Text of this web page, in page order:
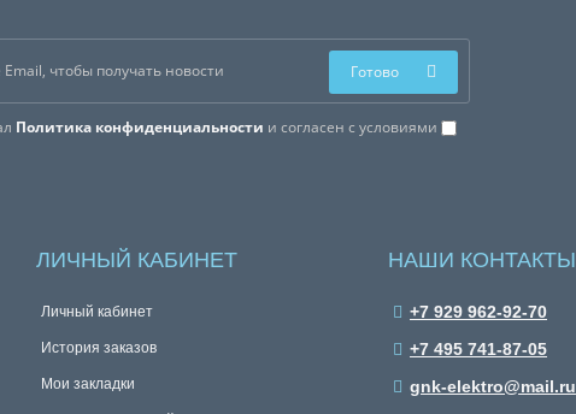
Политика конфиденциальности и согласен с условиями
Готово
ЛИЧНЫЙ КАБИНЕТ
Личный кабинет
История заказов
Мои закладки
НАШИ КОНТАКТЫ
+7 929 962-92-70
+7 495 741-87-05
gnk-elektro@mail.ru